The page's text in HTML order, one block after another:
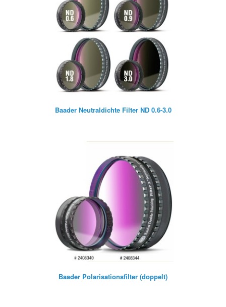
Baader Neutraldichte Filter ND 0.6-3.0
Baader Polarisationsfilter (doppelt)